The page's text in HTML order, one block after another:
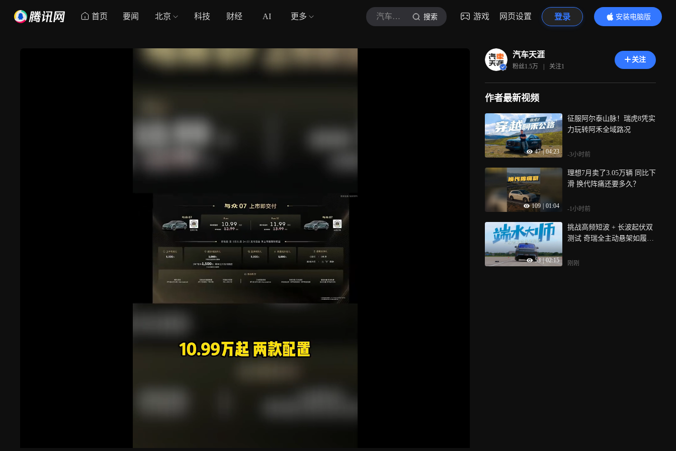
首页 要闻 北京 科技 财经 AI 更多 汽车天涯 搜索 游戏 网页设置 登录
安装电脑版
内容更精彩
汽车天涯
粉丝1.5万 | 关注1
关注
作者最新视频
47 | 04:23
征服阿尔泰山脉！瑞虎8凭实
力玩转阿禾全域路况
-3小时前
109 01:04
理想7月卖了3.05万辆 同比下
滑 换代阵痛还要多久？
-1小时前
53 | 02:15
挑战高频短波 + 长波起伏双
测试 奇瑞全主动悬架如履平
刚刚